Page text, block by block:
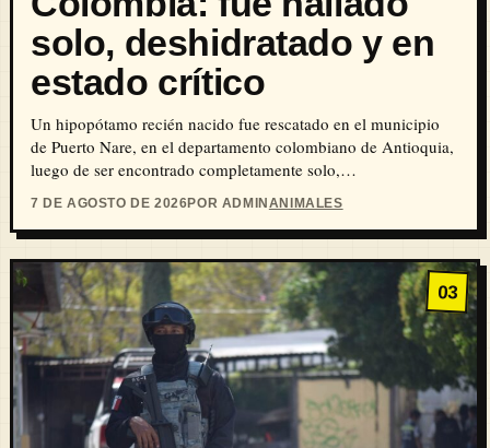
solo, deshidratado y en
estado crítico
Un hipopótamo recién nacido fue rescatado en el municipio
de Puerto Nare, en el departamento colombiano de Antioquia,
luego de ser encontrado completamente solo,…
7 DE AGOSTO DE 2026POR ADMINANIMALES
03